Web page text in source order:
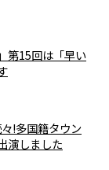
第15回は「早い
!多国籍タウン
演しました